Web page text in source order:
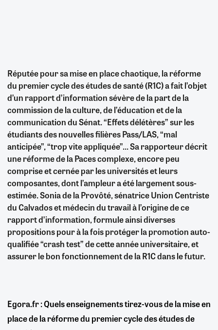
Réputée pour sa mise en place chaotique, la réforme
du premier cycle des études de santé (R1C) a fait l’objet
d’un rapport d’information sévère de la part de la
commission de la culture, de l’éducation et de la
communication du Sénat. “Effets délétères” sur les
étudiants des nouvelles filières Pass/LAS, “mal
anticipée”, “trop vite appliquée”... Sa rapporteur décrit
une réforme de la Paces complexe, encore peu
comprise et cernée par les universités et leurs
composantes, dont l’ampleur a été largement sous-
estimée. Sonia de la Provôté, sénatrice Union Centriste
du Calvados et médecin du travail à l’origine de ce
rapport d’information, formule ainsi diverses
propositions pour à la fois protéger la promotion auto-
qualifiée “crash test” de cette année universitaire, et
assurer le bon fonctionnement de la R1C dans le futur.
Egora.fr : Quels enseignements tirez-vous de la mise en
place de la réforme du premier cycle des études de